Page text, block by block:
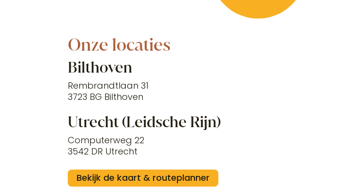
Onze locaties
Bilthoven
Rembrandtlaan 31
3723 BG Bilthoven
Utrecht (Leidsche Rijn)
Computerweg 22
3542 DR Utrecht
Bekijk de kaart & routeplanner